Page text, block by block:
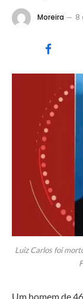
Moreira 8
Luiz Carlos foi
Um homem de